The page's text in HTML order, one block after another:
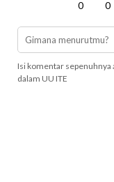
0 0
Isi komentar sepenuhnya
dalam UU ITE